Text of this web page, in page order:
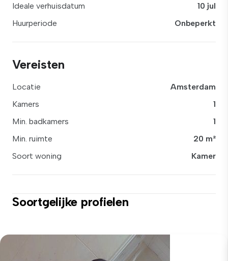
Ideale verhuisdatum
10 jul
Huurperiode
Onbeperkt
Vereisten
Locatie
Amsterdam
Kamers
1
Min. badkamers
1
Min. ruimte
20 m²
Soort woning
Kamer
Soortgelijke profielen